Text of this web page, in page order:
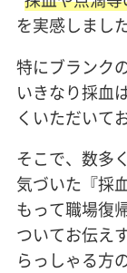
を実感しました
特にブランク
いきなり採血
くいただいて
そこで、数多
気づいた『採
もって職場復
ついてお伝え
らっしゃる方